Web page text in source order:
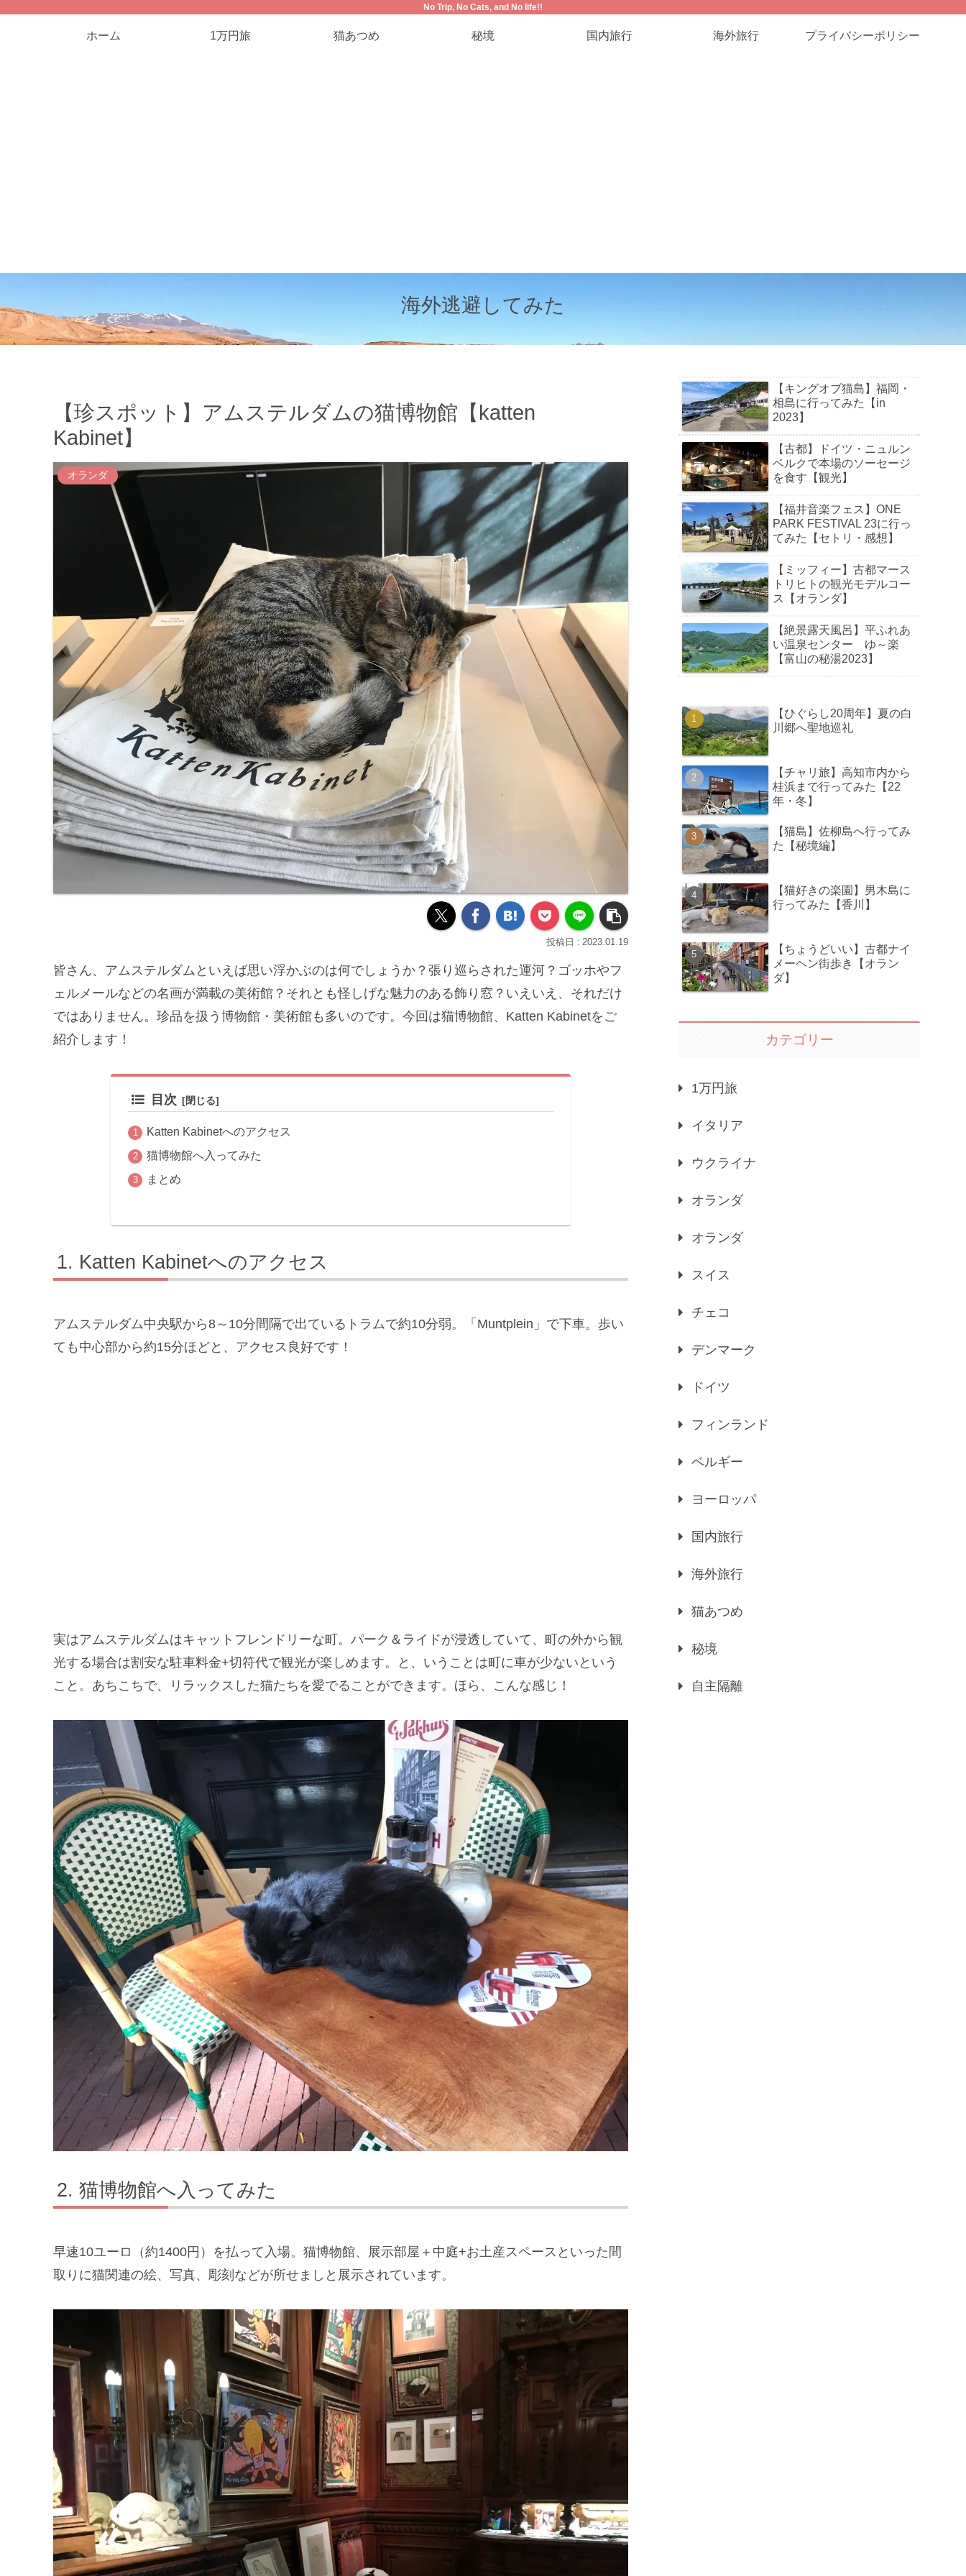
No Trip, No Cats, and No life!!
海外逃避してみた
ホーム 1万円旅 猫あつめ 秘境 国内旅行 海外旅行 プライバシーポリシー
【珍スポット】アムステルダムの猫博物館【katten
Kabinet】
オランダ
2023.01.19
皆さん、アムステルダムといえば思い浮かぶのは何でしょうか？張り巡らされた運河？ゴッホやフ
ェルメールなどの名画が満載の美術館？それとも怪しげな魅力のある飾り窓？いえいえ、それだけ
ではありません。珍品を扱う博物館・美術館も多いのです。今回は猫博物館、Katten Kabinetをご
紹介します！
目次
Katten Kabinetへのアクセス
猫博物館へ入ってみた
まとめ
Katten Kabinetへのアクセス
アムステルダム中央駅から8～10分間隔で出ているトラムで約10分弱。「Muntplein」で下車。歩い
ても中心部から約15分ほどと、アクセス良好です！
実はアムステルダムはキャットフレンドリーな町。パーク＆ライドが浸透していて、町の外から観
光する場合は割安な駐車料金+切符代で観光が楽しめます。と、いうことは町に車が少ないという
こと。あちこちで、リラックスした猫たちを愛でることができます。ほら、こんな感じ！
猫博物館へ入ってみた
早速10ユーロ（約1400円）を払って入場。猫博物館、展示部屋＋中庭+お土産スペースといった間
取りに猫関連の絵、写真、彫刻などが所せましと展示されています。
【キングオブ猫島】福岡・
相島に行ってみた【in
2023】
【古都】ドイツ・ニュルン
ベルクで本場のソーセージ
を食す【観光】
【福井音楽フェス】ONE
PARK FESTIVAL 23に行っ
てみた【セトリ・感想】
【ミッフィー】古都マース
トリヒトの観光モデルコー
ス【オランダ】
【絶景露天風呂】平ふれあ
い温泉センター ゆ～楽
【富山の秘湯2023】
【ひぐらし20周年】夏の白
川郷へ聖地巡礼
【チャリ旅】高知市内から
桂浜まで行ってみた【22
年・冬】
【猫島】佐柳島へ行ってみ
た【秘境編】
【猫好きの楽園】男木島に
行ってみた【香川】
【ちょうどいい】古都ナイ
メーヘン街歩き【オラン
ダ】
カテゴリー
1万円旅
イタリア
ウクライナ
オランダ
オランダ
スイス
チェコ
デンマーク
ドイツ
フィンランド
ベルギー
ヨーロッパ
国内旅行
海外旅行
猫あつめ
秘境
自主隔離